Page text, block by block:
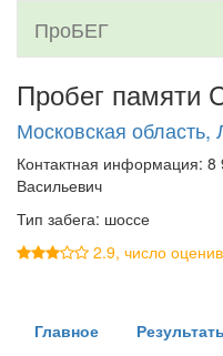
ПроБЕГ
Пробег
Московская область,
Контактная информация:
Васильевич
Тип забега: шоссе
2.9, число
Главное